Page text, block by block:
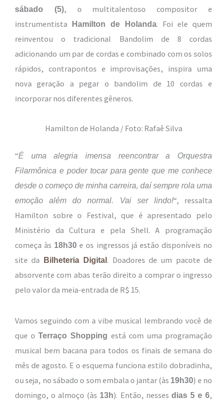
sábado (5), o multitalentoso compositor e
instrumentista
Hamilton de Holanda. Foi ele quem
reinventou o tradicional Bandolim de 8 cordas
adicionando um par de cordas e combinado com os solos
rápidos, contrapontos e improvisações, inspira uma
nova geração a pegar o bandolim de 10 cordas
e
incorporar nos diferentes gêneros.
Hamilton de Holanda / Foto: Rafaê Silva
“É uma alegria imensa reencontrar a Orquestra
Filarmônica e poder tocar para gente que me conhece
desde o começo de minha carreira, daí sempre rola uma
emoção além do normal. Vai ser lindo!“, ressalta
Hamilton sobre o Festival, que é apresentado pelo
Ministério da Cultura e pela Shell. A programação
começa às 18h30 e os ingressos já estão disponíveis no
site da Bilheteria Digital. Doadores de um pacote de
absorvente com abas terão direito a comprar o ingresso
pelo valor da meia-entrada de R$ 15.
Vamos seguindo com a vibe musical lembrando você de
que oTerraço Shopping está com uma programação
musical bem bacana para todos os finais de semana do
mês de agosto. E o esquema funciona estilo dobradinha,
ou seja, no sábado o som embala o jantar (às 19h30) e no
domingo, o almoço (às 13h). Então, nesses dias 5 e 6,